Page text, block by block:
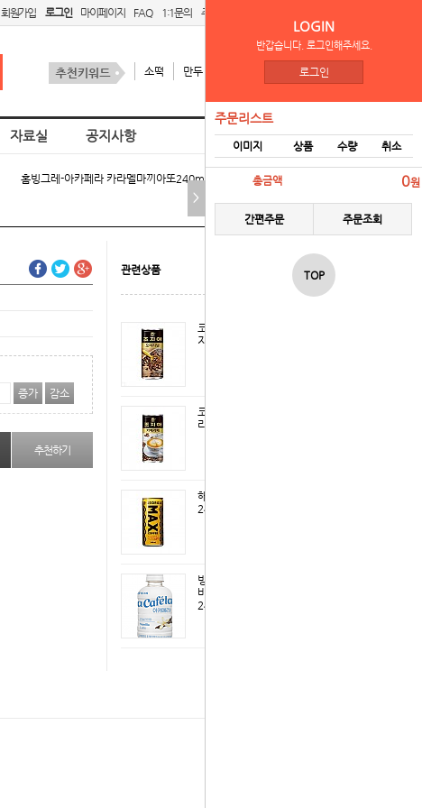
회원가입 로그인 마이페이지 FAQ 1:1문의 주문리스트
소떡 만두
자료실 공지사항
홈빙그레-아카페라 카라멜마끼아또240ml펫 > 팩&커피 음료
LOGIN
반갑습니다. 로그인해주세요.
로그인
주문리스트
이미지 상품 수량 취소
총금액 0원
간편주문 주문조회
TOP
>
증가
감소
추천하기
관련상품
코카-조지아오리
지널240캔
코카-조지아카페
라떼240캔
해음-조지아맥스
240캔
빙그레-아카페라
바닐라라떼
240ml펫